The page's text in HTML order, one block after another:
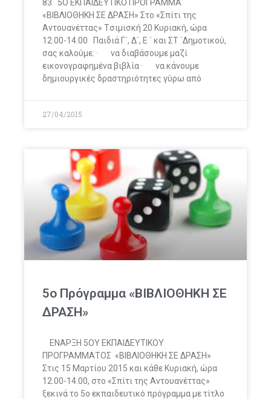
83 5Ο ΕΚΠΑΙΔΕΥΤΙΚΟ ΠΡΟΓΡΑΜΜΑ
«ΒΙΒΛΙΟΘΗΚΗ ΣΕ ΔΡΑΣΗ» Στο «Σπίτι της
Αντουανέττας» Tσιμισκή 20 Κυριακή, ώρα
12.00-14.00 Παιδιά Γ΄, Δ΄, Ε ΄ και ΣΤ ΄Δημοτικού,
σας καλούμε: · να διαβάσουμε μαζί
εικονογραφημένα βιβλία · να κάνουμε
δημιουργικές δραστηριότητες γύρω από
27/04/2015
5ο Πρόγραμμα «ΒΙΒΛΙΟΘΗΚΗ ΣΕ
ΔΡΑΣΗ»
ΕΝΑΡΞΗ 5ΟΥ ΕΚΠΑΙΔΕΥΤΙΚΟΥ
ΠΡΟΓΡΑΜΜΑΤΟΣ «ΒΙΒΛΙΟΘΗΚΗ ΣΕ ΔΡΑΣΗ»
Στις 15 Μαρτίου 2015 και κάθε Κυριακή, ώρα
12.00-14.00, στο «Σπίτι της Αντουανέττας»
ξεκινά το 5ο εκπαιδευτικό πρόγραμμα με τίτλο